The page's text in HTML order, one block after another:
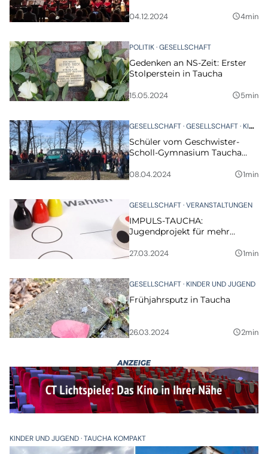
Adventskonzert
04.12.2024 query_builder4min
POLITIK GESELLSCHAFT
Gedenken an NS-Zeit: Erster
Stolperstein in Taucha
15.05.2024 query_builder5min
GESELLSCHAFT GESELLSCHAFT KINDER UND JUGEND
Schüler vom Geschwister-
Scholl-Gymnasium Taucha
08.04.2024 query_builder1min
GESELLSCHAFT VERANSTALTUNGEN
IMPULS-TAUCHA:
Jugendprojekt für mehr
27.03.2024 query_builder1min
GESELLSCHAFT KINDER UND JUGEND
Frühjahrsputz in Taucha
26.03.2024 query_builder2min
KINDER UND JUGEND TAUCHA KOMPAKT